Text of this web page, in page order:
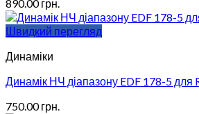
890.00грн.
Швидкий перегляд
Динаміки
Динамік НЧ діапазону EDF 178-5 для
750.00грн.